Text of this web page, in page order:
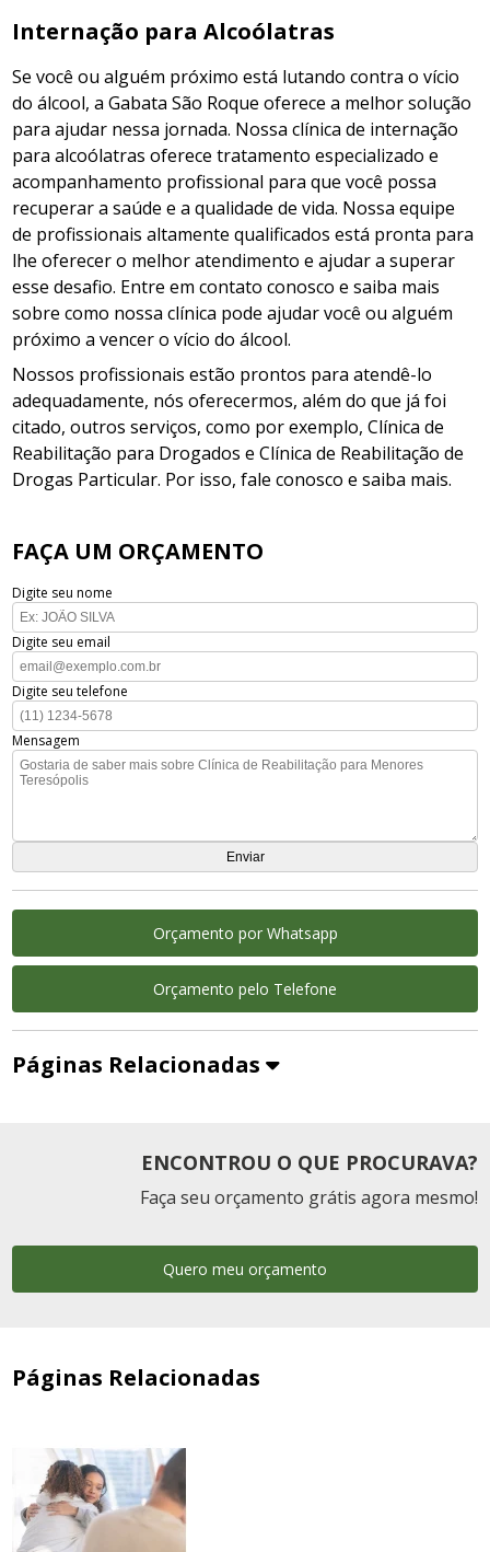
Internação para Alcoólatras
Se você ou alguém próximo está lutando contra o vício
do álcool, a Gabata São Roque oferece a melhor solução
para ajudar nessa jornada. Nossa clínica de internação
para alcoólatras oferece tratamento especializado e
acompanhamento profissional para que você possa
recuperar a saúde e a qualidade de vida. Nossa equipe
de profissionais altamente qualificados está pronta para
lhe oferecer o melhor atendimento e ajudar a superar
esse desafio. Entre em contato conosco e saiba mais
sobre como nossa clínica pode ajudar você ou alguém
próximo a vencer o vício do álcool.
Nossos profissionais estão prontos para atendê-lo
adequadamente, nós oferecermos, além do que já foi
citado, outros serviços, como por exemplo, Clínica de
Reabilitação para Drogados e Clínica de Reabilitação de
Drogas Particular. Por isso, fale conosco e saiba mais.
FAÇA UM ORÇAMENTO
Digite seu nome
Digite seu email
Digite seu telefone
Mensagem
Orçamento por Whatsapp
Orçamento pelo Telefone
Páginas Relacionadas
ENCONTROU O QUE PROCURAVA?
Faça seu orçamento grátis agora mesmo!
Quero meu orçamento
Páginas Relacionadas